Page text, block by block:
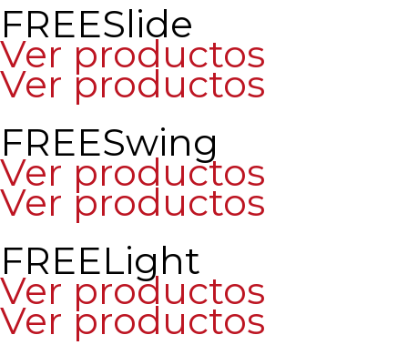
FREESlide
Ver productos
Ver productos
FREESwing
Ver productos
Ver productos
FREELight
Ver productos
Ver productos